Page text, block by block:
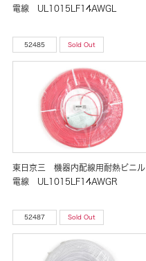
電線 UL1015LF14AWGL
52485 Sold Out
東日京三 機器内配線用耐熱ビニル
電線 UL1015LF14AWGR
52487 Sold Out